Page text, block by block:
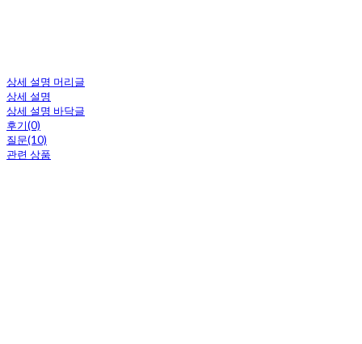
상세 설명 머리글
상세 설명
상세 설명 바닥글
후기(0)
질문(10)
관련 상품